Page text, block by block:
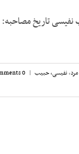
مرد,نفیسی، حبیب |
0 Comments